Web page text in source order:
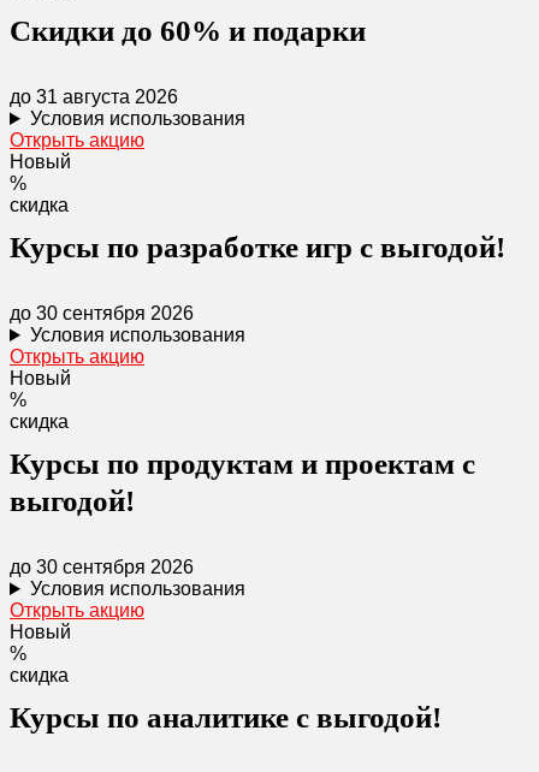
Скидки до 60% и подарки
до 31 августа 2026
Условия использования
Открыть акцию
Новый
%
скидка
Курсы по разработке игр с выгодой!
до 30 сентября 2026
Условия использования
Открыть акцию
Новый
%
скидка
Курсы по продуктам и проектам с
выгодой!
до 30 сентября 2026
Условия использования
Открыть акцию
Новый
%
скидка
Курсы по аналитике с выгодой!